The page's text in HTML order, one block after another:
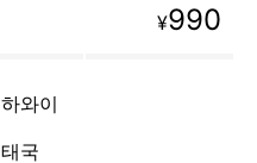
¥990
하와이
태국